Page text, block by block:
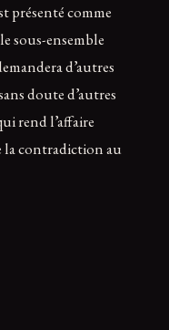
présenté comme
sous-ensemble
d’autres
doute d’autres
rend l’affaire
la contradiction au